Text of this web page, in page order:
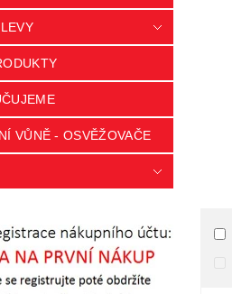
VŮNĚ - OSVĚŽOVAČE